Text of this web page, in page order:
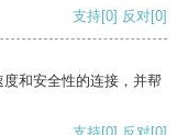
支持[0] 反对[0]
和安全性的连接，并帮